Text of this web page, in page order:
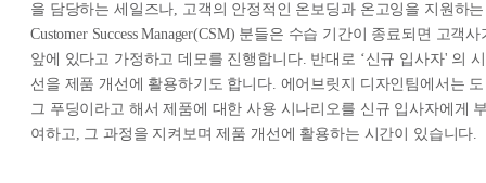
을 담당하는 세일즈나, 고객의 안정적인 온보딩과 온고잉을 지원하는
Customer Success Manager(CSM) 분들은 수습 기간이 종료되면 고객사
앞에 있다고 가정하고 데모를 진행합니다. 반대로 ‘신규 입사자' 의 시
선을 제품 개선에 활용하기도 합니다. 에어브릿지 디자인팀에서는 도
그 푸딩이라고 해서 제품에 대한 사용 시나리오를 신규 입사자에게
여하고, 그 과정을 지켜보며 제품 개선에 활용하는 시간이 있습니다.